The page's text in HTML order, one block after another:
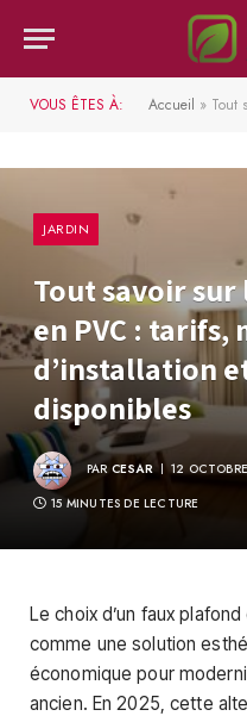
VOUS ÊTES À: Accueil » Tout
JARDIN
Tout savoir
en PVC : tarifs,
d’installation
disponibles
PAR CESAR 12
15 MINUTES DE LECTURE
Le choix d’un faux plafond
comme une solution
économique pour
ancien. En 2025, cette